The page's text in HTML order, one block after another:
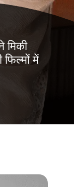
मिकी
में